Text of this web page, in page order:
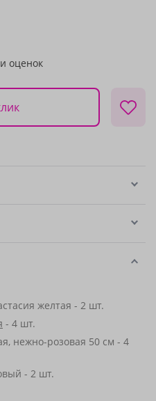
оценок
желтая - 2 шт.
- 4 шт.
нежно-розовая 50 см - 4
- 2 шт.